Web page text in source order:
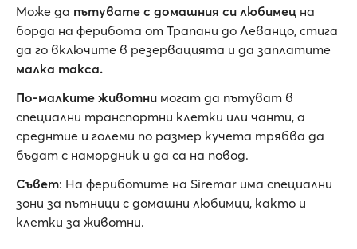
Може да пътувате с домашния си любимец на
борда на ферибота от Трапани до Леванцо, стига
да го включите в резервацията и да заплатите
малка такса.
По-малките животни могат да пътуват в
специални транспортни клетки или чанти, а
среднтие и големи по размер кучета трябва да
бъдат с намордник и да са на повод.
Съвет: На фериботите на Siremar има специални
зони за пътници с домашни любимци, както и
клетки за животни.